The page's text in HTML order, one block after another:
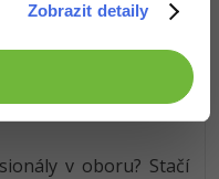
Zobrazit detaily
přeprodávat (jednou
kódu, rádi se s vámi
Více informací
v oboru? Stačí